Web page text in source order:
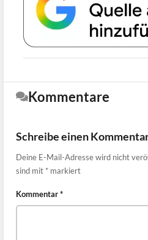
Kommentare
Schreibe einen
Deine E-Mail-Adresse wird nicht
sind mit * markiert
Kommentar*